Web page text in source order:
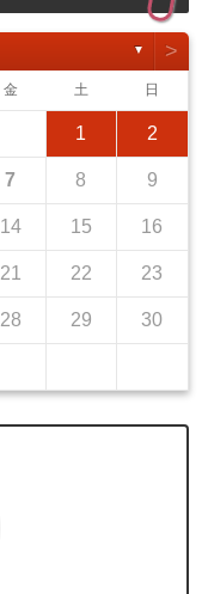
▼ >
金 土 日
1 2
7 8 9
14 15 16
21 22 23
28 29 30